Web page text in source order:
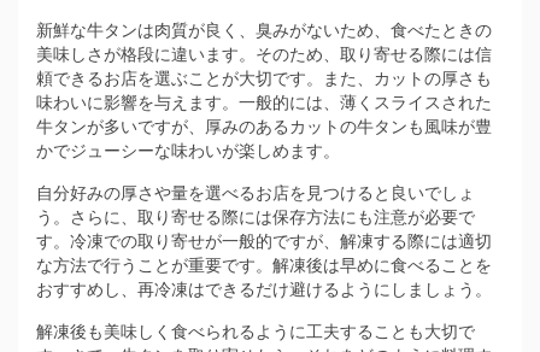
新鮮な牛タンは肉質が良く、臭みがないため、食べたときの
美味しさが格段に違います。そのため、取り寄せる際には信
頼できるお店を選ぶことが大切です。また、カットの厚さも
味わいに影響を与えます。一般的には、薄くスライスされた
牛タンが多いですが、厚みのあるカットの牛タンも風味が豊
かでジューシーな味わいが楽しめます。
自分好みの厚さや量を選べるお店を見つけると良いでしょ
う。さらに、取り寄せる際には保存方法にも注意が必要で
す。冷凍での取り寄せが一般的ですが、解凍する際には適切
な方法で行うことが重要です。解凍後は早めに食べることを
おすすめし、再冷凍はできるだけ避けるようにしましょう。
解凍後も美味しく食べられるように工夫することも大切で